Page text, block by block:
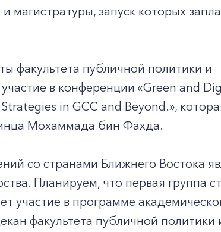
магистратуры, запуск которых
факультета публичной политики и
в конференции «Green and
in GCC and Beyond.»,
Мохаммада бин Фахда.
со странами Ближнего Востока
Планируем, что первая группа
участие в программе
факультета публичной политики